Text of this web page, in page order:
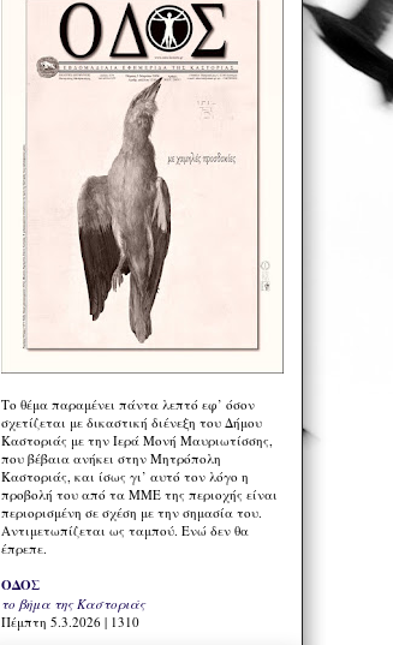
Το θέμα παραμένει πάντα λεπτό εφ’ όσον
σχετίζεται με δικαστική διένεξη του Δήμου
Καστοριάς με την Ιερά Μονή Μαυριωτίσσης,
που βέβαια ανήκει στην Μητρόπολη
Καστοριάς, και ίσως γι’ αυτό τον λόγο η
προβολή του από τα ΜΜΕ της περιοχής είναι
περιορισμένη σε σχέση με την σημασία του.
Αντιμετωπίζεται ως ταμπού. Ενώ δεν θα
έπρεπε.
ΟΔΟΣ
το βήμα της Καστοριάς
Πέμπτη 5.3.2026 | 1310